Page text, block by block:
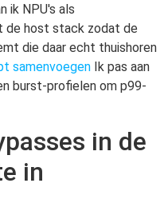
ik NPU's als
de host stack zodat de
die daar echt thuishoren
samenvoegen Ik pas aan
burst-profielen om p99-
in de
in